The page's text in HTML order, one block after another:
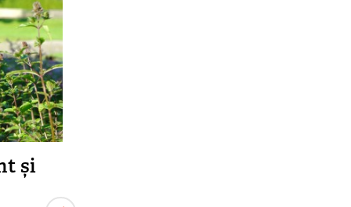
și